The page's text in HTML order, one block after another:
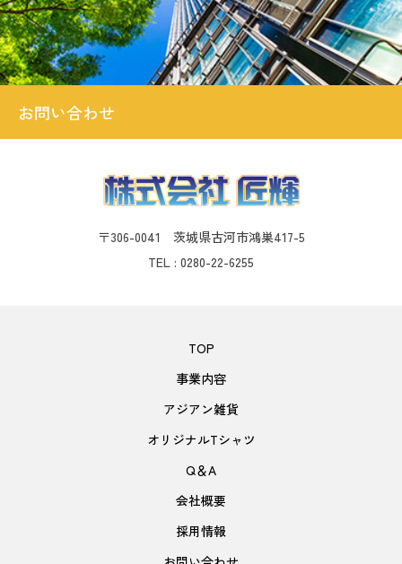
お問い合わせ
〒306-0041 茨城県古河市鴻巣417-5
TEL : 0280-22-6255
TOP
事業内容
アジアン雑貨
オリジナルTシャツ
Q＆A
会社概要
採用情報